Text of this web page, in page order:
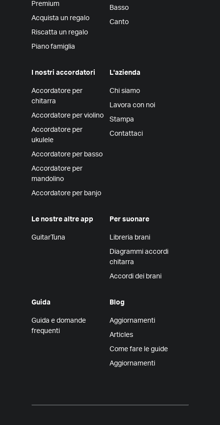
Premium
Acquista un regalo
Riscatta un regalo
Piano famiglia
Basso
Canto
I nostri accordatori
Accordatore per
chitarra
Accordatore per violino
Accordatore per
ukulele
Accordatore per basso
Accordatore per
mandolino
Accordatore per banjo
L'azienda
Chi siamo
Lavora con noi
Stampa
Contattaci
Le nostre altre app
GuitarTuna
Per suonare
Libreria brani
Diagrammi accordi
chitarra
Accordi dei brani
Guida
Guida e domande
frequenti
Blog
Aggiornamenti
Articles
Come fare le guide
Aggiornamenti